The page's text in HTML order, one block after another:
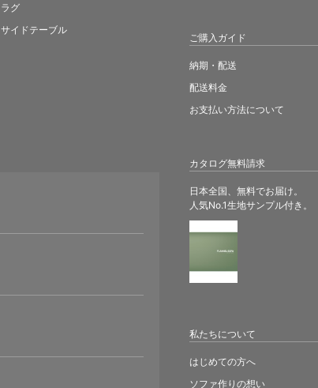
カタログ無料請求
日本全国、無料でお届け。
人気No.1生地サンプル付き。
ラグ
サイドテーブル
ご購入ガイド
納期・配送
配送料金
お支払い方法について
私たちについて
はじめての方へ
ソファ作りの想い